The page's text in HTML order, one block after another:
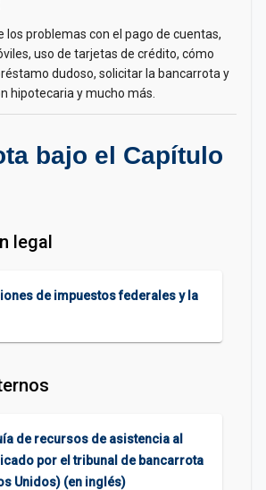
los problemas con el pago de cuentas,
uso de tarjetas de crédito, cómo
dudoso, solicitar la bancarrota y
hipotecaria y mucho más.
bajo el Capítulo
legal
de impuestos federales y la
de recursos de asistencia al
por el tribunal de bancarrota
Unidos) (en inglés)